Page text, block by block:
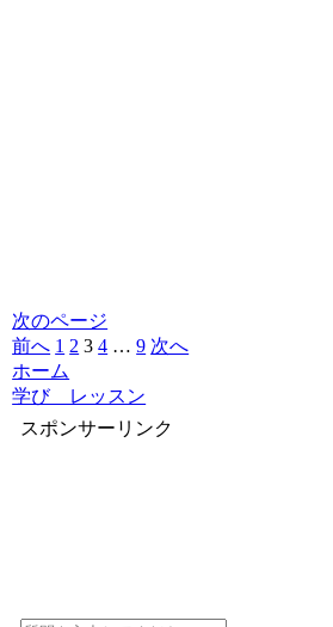
次のページ
前へ 1 2 3 4 … 9 次へ
ホーム
学び レッスン
スポンサーリンク